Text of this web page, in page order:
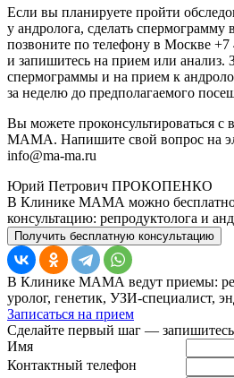
Если вы планируете пройти
у андролога, сделать
позвоните по телефону в Москве +7
и запишитесь на прием или анализ.
спермограммы и на прием к
за неделю до предполагаемого
Вы можете проконсультироваться с
МАМА. Напишите свой вопрос на
info@ma-ma.ru
Юрий Петрович ПРОКОПЕНКО
В Клинике МАМА можно бесплатно
консультацию: репродуктолога и
Получить бесплатную консультацию
В Клинике МАМА ведут приемы:
уролог, генетик, УЗИ-специалист,
Записаться на прием
Сделайте первый шаг —
Имя
Контактный телефон